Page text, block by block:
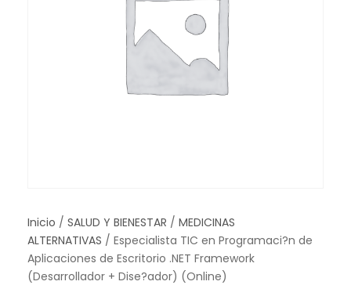
Inicio / SALUD Y BIENESTAR / MEDICINAS
ALTERNATIVAS / Especialista TIC en Programaci?n de
Aplicaciones de Escritorio .NET Framework
(Desarrollador + Dise?ador) (Online)